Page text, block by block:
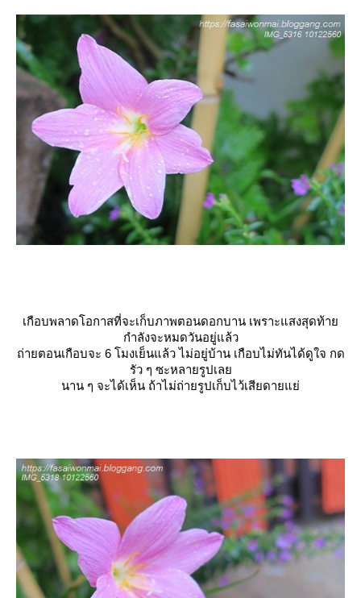
เกือบพลาดโอกาสที่จะเก็บภาพตอนดอกบาน เพราะแสงสุดท้า
กำลังจะหมดวันอยู่แล้ว
ถ่ายตอนเกือบจะ 6 โมงเย็นแล้ว ไม่อยู่บ้าน เกือบไม่ทันได้ดูใจ กด
รัว ๆ ซะหลายรูปเล
นาน ๆ จะได้เห็น ถ้าไม่ถ่ายรูปเก็บไว้เสียดายแย่